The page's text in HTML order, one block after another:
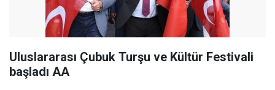
Uluslararası Çubuk Turşu ve Kültür Festivali
başladı AA